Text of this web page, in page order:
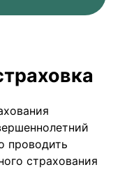
проводить
страхования